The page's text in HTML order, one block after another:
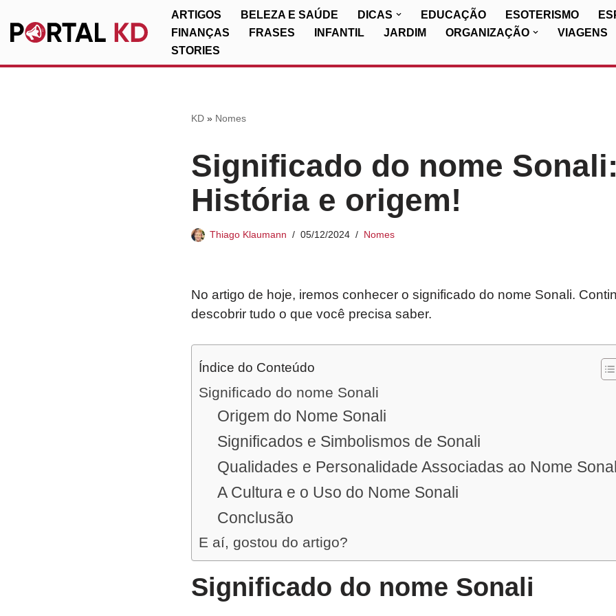
Pular
ARTIGOS BELEZA E SAÚDE DICAS EDUCAÇÃO ESOTERISMO
FINANÇAS
FRASES INFANTIL JARDIM ORGANIZAÇÃO
VIAGENS
STORIES
KD» Nomes
Significado do nome
História e origem!
Thiago Klaumann 05/12/2024 Nomes
No artigo de hoje, iremos conhecer o significado do nome Sonali.
descobrir tudo o que você precisa saber.
Índice do Conteúdo
Significado do nome Sonali
Origem do Nome Sonali
Significados e Simbolismos de Sonali
Qualidades e Personalidade Associadas ao Nome
A Cultura e o Uso do Nome Sonali
Conclusão
E aí, gostou do artigo?
Significado do nome Sonali